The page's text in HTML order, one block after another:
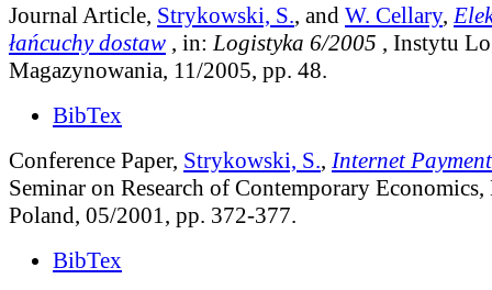
Journal Article, Strykowski, S., and W. Cellary,
łańcuchy dostaw , in: Logistyka 6/2005 , Instytu
Magazynowania, 11/2005, pp. 48.
BibTex
Conference Paper, Strykowski, S., Internet
Seminar on Research of Contemporary
Poland, 05/2001, pp. 372-377.
BibTex